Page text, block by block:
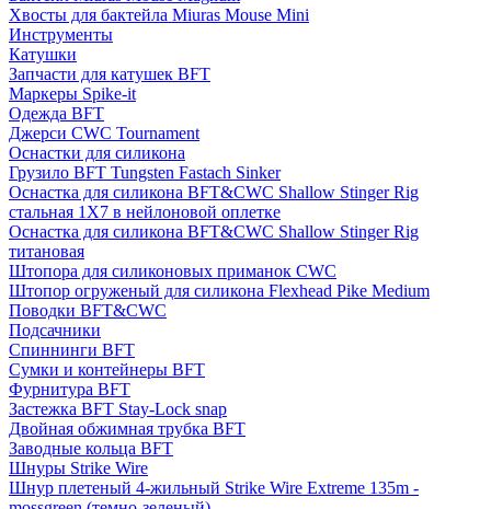
Хвосты для бактейла Miuras Mouse Mini
Инструменты
Катушки
Запчасти для катушек BFT
Маркеры Spike-it
Одежда BFT
Джерси CWC Tournament
Оснастки для силикона
Грузило BFT Tungsten Fastach Sinker
Оснастка для силикона BFT&CWC Shallow Stinger Rig
стальная 1X7 в нейлоновой оплетке
Оснастка для силикона BFT&CWC Shallow Stinger Rig
титановая
Штопора для силиконовых приманок CWC
Штопор огруженый для силикона Flexhead Pike Medium
Поводки BFT&CWC
Подсачники
Спиннинги BFT
Сумки и контейнеры BFT
Фурнитура BFT
Застежка BFT Stay-Lock snap
Двойная обжимная трубка BFT
Заводные кольца BFT
Шнуры Strike Wire
Шнур плетеный 4-жильный Strike Wire Extreme 135m -